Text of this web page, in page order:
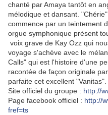
chanté par Amaya tantôt en
mélodique et dansant.
commence par un teintement
orgue symphonique présent
voix grave de Kay Ozz qui
voyage s'achève avec le
Calls" qui est l'histoire d'une
racontée de façon originale
parfaite cet excellent "Vanitas".
Site officiel du groupe : http://
Page facebook officiel : http://
fref=ts